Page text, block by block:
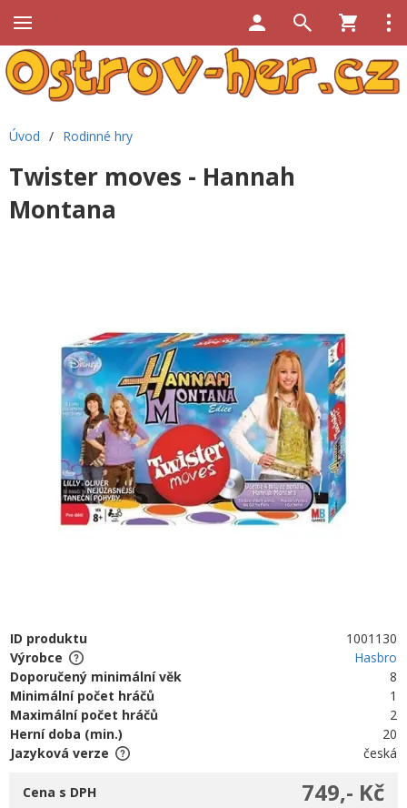
Úvod / Rodinné hry
Twister moves - Hannah
Montana
ID produktu
1001130
Výrobce
Hasbro
Doporučený minimální věk
8
Minimální počet hráčů
1
Maximální počet hráčů
2
Herní doba (min.)
20
Jazyková verze
česká
749,- Kč
Cena s DPH